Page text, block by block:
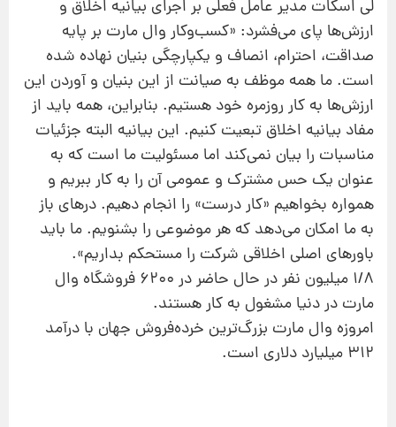
لی اسكات مدیر عامل فعلی بر اجرای بیانیه اخلاق و
ارزش‌ها پای می‌فشرد: «كسب‌وكار وال مارت بر پایه
صداقت، احترام، انصاف و یكپارچگی بنیان نهاده شده
است. ما همه موظف به صیانت از این بنیان و آوردن این
ارزش‌ها به كار روزمره خود هستیم. بنابراین، همه باید از
مفاد بیانیه اخلاق تبعیت كنیم. این بیانیه البته جزئیات
مناسبات را بیان نمی‌كند اما مسئولیت ما است كه به
عنوان یك حس مشترك و عمومی آن را به كار ببریم و
همواره بخواهیم «كار درست» را انجام دهیم. درهای باز
به ما امكان می‌دهد كه هر موضوعی را بشنویم. ما باید
باورهای اصلی اخلاقی شركت را مستحكم بداریم».
۱/۸ میلیون نفر در حال حاضر در ۶۲۰۰ فروشگاه وال
مارت در دنیا مشغول به كار هستند.
امروزه وال مارت بزرگ‌ترین خرده‌فروش جهان با درآمد
۳۱۲ میلیارد دلاری است.